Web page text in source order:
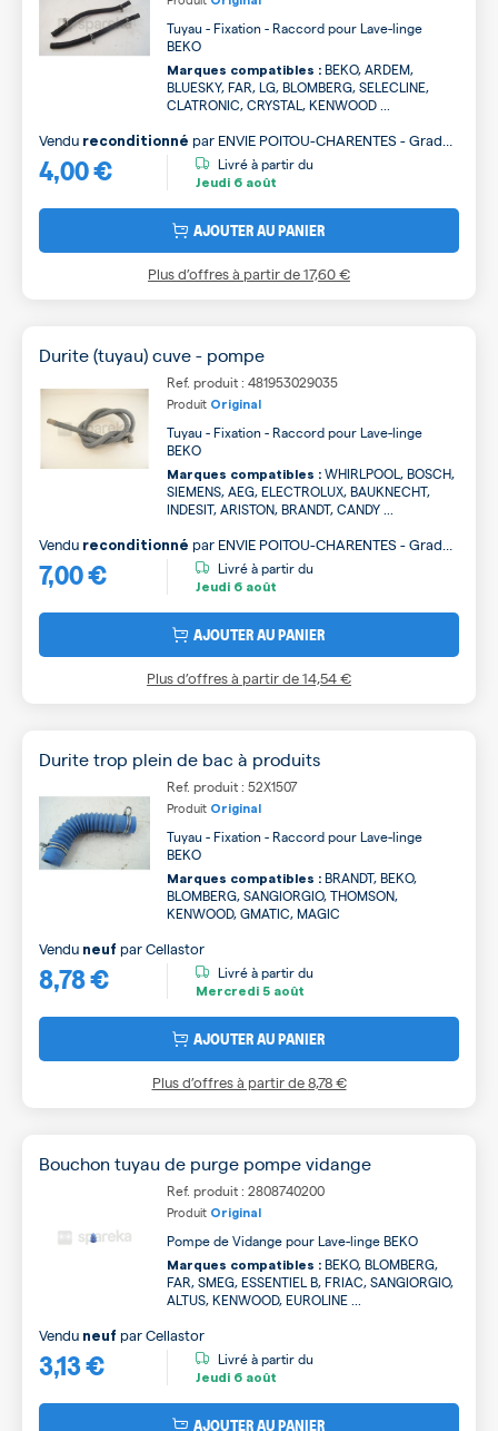
Tuyau - Fixation - Raccord pour Lave-linge
BEKO
Marques compatibles : BEKO, ARDEM,
BLUESKY, FAR, LG, BLOMBERG, SELECLINE,
CLATRONIC, CRYSTAL, KENWOOD ...
4,00 €
Vendu reconditionné par ENVIE POITOU-CHARENTES - Grade
B
Livré à partir du
Jeudi 6 août
AJOUTER AU PANIER
Plus d’offres à partir de17,60 €
Durite (tuyau) cuve - pompe
Ref. produit : 481953029035
Produit Original
Tuyau - Fixation - Raccord pour Lave-linge
BEKO
Marques compatibles : WHIRLPOOL, BOSCH,
SIEMENS, AEG, ELECTROLUX, BAUKNECHT,
INDESIT, ARISTON, BRANDT, CANDY ...
7,00 €
Vendu reconditionné par ENVIE POITOU-CHARENTES - Grade
B
Livré à partir du
Jeudi 6 août
AJOUTER AU PANIER
Plus d’offres à partir de14,54 €
Durite trop plein de bac à produits
Ref. produit : 52X1507
Produit Original
Tuyau - Fixation - Raccord pour Lave-linge
BEKO
Marques compatibles : BRANDT, BEKO,
BLOMBERG, SANGIORGIO, THOMSON,
KENWOOD, GMATIC, MAGIC
8,78 €
Vendu neuf parCellastor
Livré à partir du
Mercredi 5 août
AJOUTER AU PANIER
Plus d’offres à partir de8,78 €
Bouchon tuyau de purge pompe vidange
Ref. produit : 2808740200
Produit Original
Pompe de Vidange pour Lave-linge BEKO
Marques compatibles : BEKO, BLOMBERG,
FAR, SMEG, ESSENTIEL B, FRIAC, SANGIORGIO,
ALTUS, KENWOOD, EUROLINE ...
3,13 €
Vendu neuf parCellastor
Livré à partir du
Jeudi 6 août
AJOUTER AU PANIER